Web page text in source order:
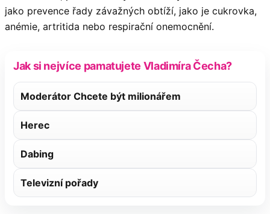
jako prevence řady závažných obtíží, jako je cukrovka,
anémie, artritida nebo respirační onemocnění.
Jak si nejvíce pamatujete Vladimíra Čecha?
Moderátor Chcete být milionářem
Herec
Dabing
Televizní pořady